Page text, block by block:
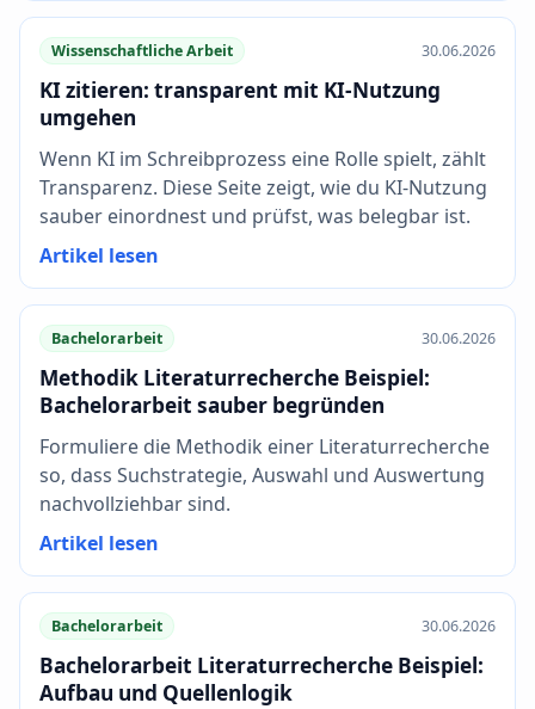
Wissenschaftliche Arbeit 30.06.2026
KI zitieren: transparent mit KI-Nutzung
umgehen
Wenn KI im Schreibprozess eine Rolle spielt, zählt
Transparenz. Diese Seite zeigt, wie du KI-Nutzung
sauber einordnest und prüfst, was belegbar ist.
Artikel lesen
Bachelorarbeit 30.06.2026
Methodik Literaturrecherche Beispiel:
Bachelorarbeit sauber begründen
Formuliere die Methodik einer Literaturrecherche
so, dass Suchstrategie, Auswahl und Auswertung
nachvollziehbar sind.
Artikel lesen
Bachelorarbeit 30.06.2026
Bachelorarbeit Literaturrecherche Beispiel:
Aufbau und Quellenlogik